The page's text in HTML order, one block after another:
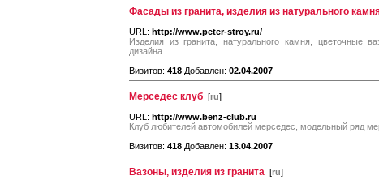
Фасады из гранита, изделия из натурального
URL: http://www.peter-stroy.ru/
Изделия из гранита, натурального камня, цветочные
дизайна
Визитов: 418 Добавлен: 02.04.2007
Мерседес клуб [ru]
URL: http://www.benz-club.ru
Клуб любителей автомобилей мерседес, модельный ряд
Визитов: 418 Добавлен: 13.04.2007
Вазоны, изделия из гранита [ru]